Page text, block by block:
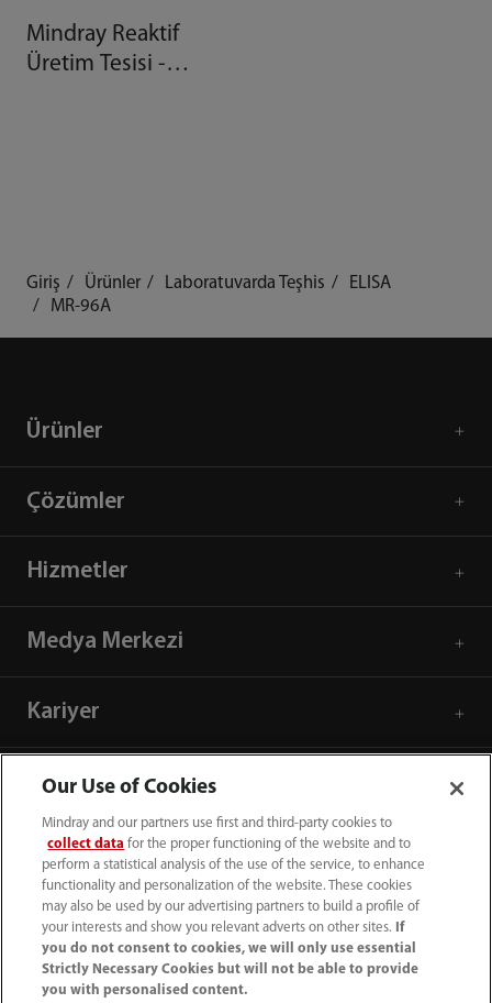
Mindray Reaktif
Üretim Tesisi -
Giriş Ürünler Laboratuvarda Teşhis
ELISA
MR-96A
Ürünler
Çözümler
Hizmetler
Medya Merkezi
Kariyer
Hakkımızda
İletişim Bilgileri
Our Use of Cookies
Mindray and our partners use first and third-party cookies to
collect data for the proper functioning of the website and to
perform a statistical analysis of the use of the service, to enhance
functionality and personalization of the website. These cookies
may also be used by our advertising partners to build a profile of
your interests and show you relevant adverts on other sites.
If
you do not consent to cookies, we will only use essential
Strictly Necessary Cookies but will not be able to provide
you with personalised content.